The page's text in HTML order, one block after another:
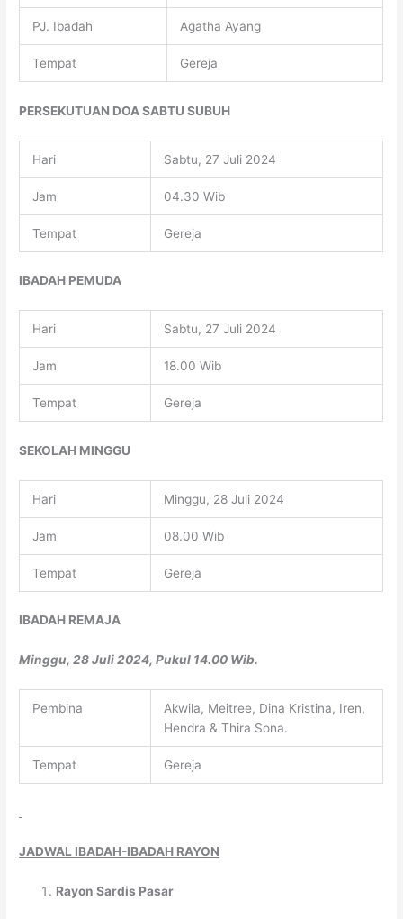
PJ. Ibadah Agatha Ayang
Tempat Gereja
PERSEKUTUAN DOA SABTU SUBUH
Hari Sabtu, 27 Juli 2024
Jam 04.30 Wib
Tempat Gereja
IBADAH PEMUDA
Hari Sabtu, 27 Juli 2024
Jam 18.00 Wib
Tempat Gereja
SEKOLAH MINGGU
Hari Minggu, 28 Juli 2024
Jam 08.00 Wib
Tempat Gereja
IBADAH REMAJA
Minggu, 28 Juli 2024, Pukul 14.00 Wib.
Pembina
Akwila, Meitree, Dina Kristina, Iren,
Hendra & Thira Sona.
Tempat Gereja
JADWAL IBADAH-IBADAH RAYON
Rayon Sardis Pasar